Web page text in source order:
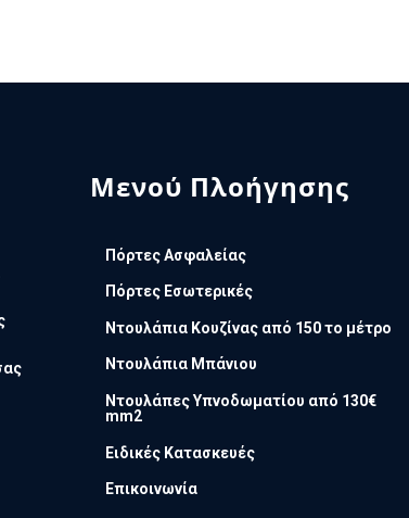
Μενού Πλοήγησης
Πόρτες Ασφαλείας
Πόρτες Εσωτερικές
Ντουλάπια Κουζίνας από 150 το μέτρο
Ντουλάπια Μπάνιου
Ντουλάπες Υπνοδωματίου από 130€
mm2
Ειδικές Κατασκευές
Επικοινωνία